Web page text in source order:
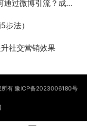
？成功开启新的销售渠道)
法）
社交营销效果
有 豫ICP备2023006180号